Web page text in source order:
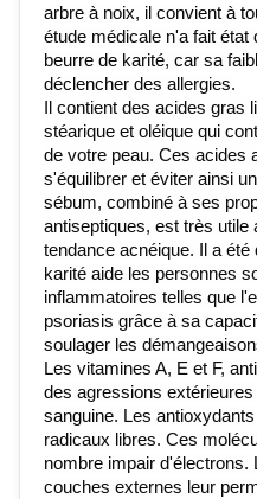
arbre à noix, il convient à
étude médicale n'a fait état
beurre de karité, car sa
déclencher des allergies.
Il contient des acides gras
stéarique et oléique qui
de votre peau. Ces acides
s'équilibrer et éviter ainsi
sébum, combiné à ses
antiseptiques, est très
tendance acnéique. Il a
karité aide les personnes
inflammatoires telles que
psoriasis grâce à sa
soulager les
Les vitamines A, E et F,
des agressions
sanguine. Les
radicaux libres. Ces
nombre impair d'électrons.
couches externes leur